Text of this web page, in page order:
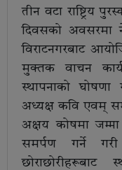
तीन वटा राष्ट्रिय
दिवसको अवसरमा
विराटनगरबाट
मुक्तक वाचन
स्थापनाको
अध्यक्ष कवि एवम्
अक्षय कोषमा
समर्पण गर्ने
छोराछोरीहरूबाट